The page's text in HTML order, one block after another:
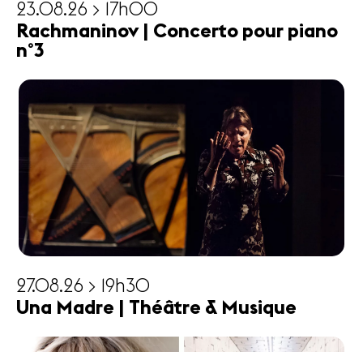
23.08.26 > 17h00
Rachmaninov | Concerto pour piano
n°3
27.08.26 > 19h30
Una Madre | Théâtre & Musique